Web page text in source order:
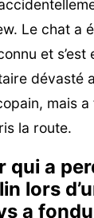
Le chat a
et s’est
dévasté
mais a
la route.
qui a
lors
a